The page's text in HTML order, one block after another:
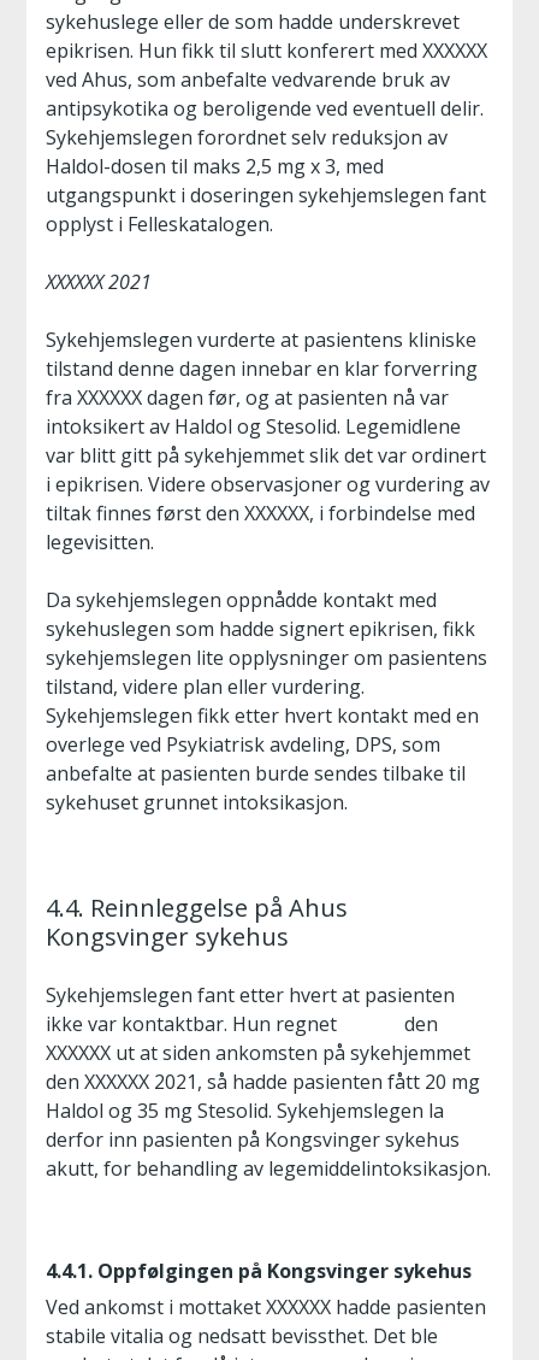
sykehuslege eller de som hadde underskrevet
epikrisen. Hun fikk til slutt konferert med XXXXXX
ved Ahus, som anbefalte vedvarende bruk av
antipsykotika og beroligende ved eventuell delir.
Sykehjemslegen forordnet selv reduksjon av
Haldol-dosen til maks 2,5 mg x 3, med
utgangspunkt i doseringen sykehjemslegen fant
opplyst i Felleskatalogen.
XXXXXX 2021
Sykehjemslegen vurderte at pasientens kliniske
tilstand denne dagen innebar en klar forverring
fra XXXXXX dagen før, og at pasienten nå var
intoksikert av Haldol og Stesolid. Legemidlene
var blitt gitt på sykehjemmet slik det var ordinert
i epikrisen. Videre observasjoner og vurdering av
tiltak finnes først den XXXXXX, i forbindelse med
legevisitten.
Da sykehjemslegen oppnådde kontakt med
sykehuslegen som hadde signert epikrisen, fikk
sykehjemslegen lite opplysninger om pasientens
tilstand, videre plan eller vurdering.
Sykehjemslegen fikk etter hvert kontakt med en
overlege ved Psykiatrisk avdeling, DPS, som
anbefalte at pasienten burde sendes tilbake til
sykehuset grunnet intoksikasjon.
4.4. Reinnleggelse på Ahus
Kongsvinger sykehus
Sykehjemslegen fant etter hvert at pasienten
ikke var kontaktbar. Hun regnet den
XXXXXX ut at siden ankomsten på sykehjemmet
den XXXXXX 2021, så hadde pasienten fått 20 mg
Haldol og 35 mg Stesolid. Sykehjemslegen la
derfor inn pasienten på Kongsvinger sykehus
akutt, for behandling av legemiddelintoksikasjon.
4.4.1. Oppfølgingen på Kongsvinger sykehus
Ved ankomst i mottaket XXXXXX hadde pasienten
stabile vitalia og nedsatt bevissthet. Det ble